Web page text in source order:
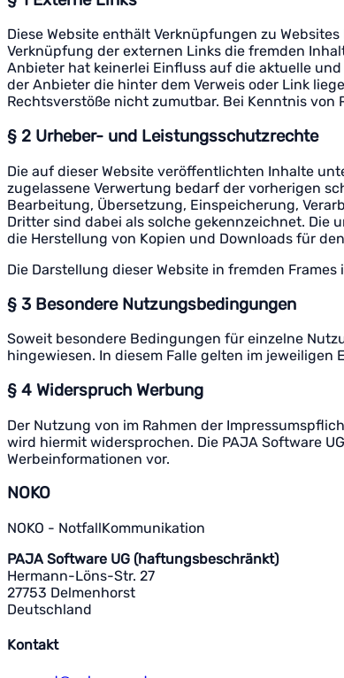
Diese Website enthält Verknüpfungen zu
Verknüpfung der externen Links die fremden
Anbieter hat keinerlei Einfluss auf die aktuelle
der Anbieter die hinter dem Verweis oder Link
Rechtsverstöße nicht zumutbar. Bei Kenntnis
§ 2 Urheber- und Leistungsschutzrechte
Die auf dieser Website veröffentlichten Inhalte
zugelassene Verwertung bedarf der vorherigen
Bearbeitung, Übersetzung, Einspeicherung,
Dritter sind dabei als solche gekennzeichnet.
die Herstellung von Kopien und Downloads für
Die Darstellung dieser Website in fremden
§ 3 Besondere Nutzungsbedingungen
Soweit besondere Bedingungen für einzelne
hingewiesen. In diesem Falle gelten im
§ 4 Widerspruch Werbung
Der Nutzung von im Rahmen der
wird hiermit widersprochen. Die PAJA Software
Werbeinformationen vor.
NOKO
NOKO - NotfallKommunikation
PAJA Software UG (haftungsbeschränkt)
Hermann-Löns-Str. 27
27753 Delmenhorst
Deutschland
Kontakt